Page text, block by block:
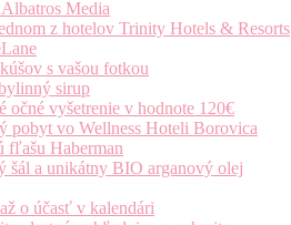
Media
z hotelov Trinity Hotels & Resorts
s vašou fotkou
sirup
očné vyšetrenie v hodnote 120€
pobyt vo Wellness Hoteli Borovica
fľašu Haberman
šál a unikátny BIO arganový olej
o účasť v kalendári